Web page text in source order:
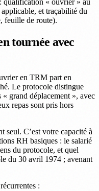
qualification « ouvrier » au
et traçabilité du
feuille de route).
tournée avec
en TRM part en
Le protocole distingue
« grand déplacement », avec
repas sont pris hors
seul. C’est votre capacité à
RH basiques : le salarié
du protocole, et quel
du 30 avril 1974 ; avenant
: